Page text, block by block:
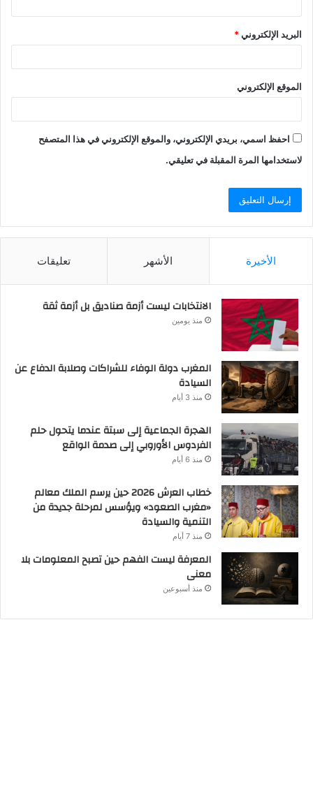
البريد الإلكتروني*
الموقع الإلكتروني
احفظ اسمي، بريدي الإلكتروني، والموقع الإلكتروني في هذا المتصفح
لاستخدامها المرة المقبلة في تعليقي.
الأخيرة الأشهر تعليقات
الانتخابات ليست أزمة صناديق بل أزمة ثقة
منذ يومين
المغرب دولة الوفاء للشراكات وصلابة الدفاع عن
السيادة
منذ 3 أيام
الهجرة الجماعية إلى سبتة عندما يتحول حلم
الفردوس الأوروبي إلى صدمة الواقع
منذ 6 أيام
خطاب العرش 2026 حين يرسم الملك معالم
«مغرب الصعود» ويؤسس لمرحلة جديدة من
التنمية والسيادة
منذ 7 أيام
المعرفة ليست الفهم حين تصبح المعلومات بلا
معنى
منذ أسبوعين